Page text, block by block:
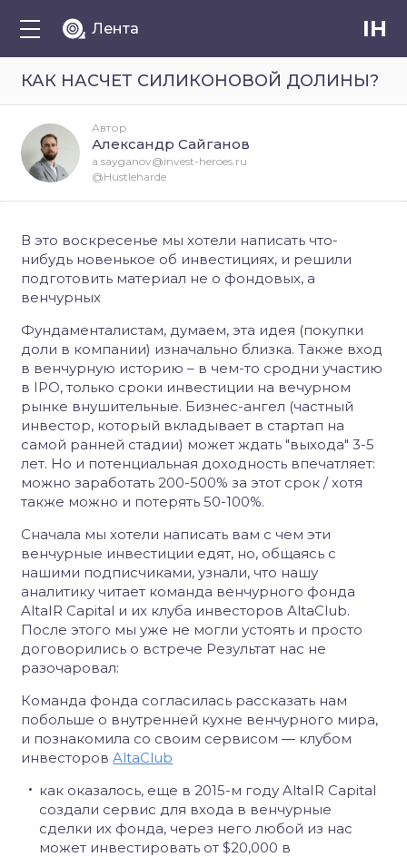
Лента IH
КАК НАСЧЕТ СИЛИКОНОВОЙ ДОЛИНЫ?
В это воскресенье мы хотели написать что-
нибудь новенькое об инвестициях, и решили
подготовить материал не о фондовых, а
венчурных
Фундаменталистам, думаем, эта идея (покупки
доли в компании) изначально близка. Также вход
в венчурную историю – в чем-то сродни участию
в IPO, только сроки инвестиции на вечурном
рынке внушительные. Бизнес-ангел (частный
инвестор, который вкладывает в стартап на
самой ранней стадии) может ждать "выхода" 3-5
лет. Но и потенциальная доходность впечатляет:
можно заработать 200-500% за этот срок / хотя
также можно и потерять 50-100%.
Сначала мы хотели написать вам с чем эти
венчурные инвестиции едят, но, общаясь с
нашими подписчиками, узнали, что нашу
аналитику читает команда венчурного фонда
AltaIR Capital и их клуба инвесторов AltaClub.
После этого мы уже не могли устоять и просто
договорились о встрече Результат нас не
разочаровал:
Команда фонда согласилась рассказать нам
побольше о внутренней кухне венчурного мира,
и познакомила со своим сервисом — клубом
инвесторов AltaClub
как оказалось, еще в 2015-м году AltaIR Capital
создали сервис для входа в венчурные
сделки их фонда, через него любой из нас
может инвестировать от $20,000 в
Автор
Александр Сайганов
a.sayganov@invest-heroes.ru
@Hustleharde